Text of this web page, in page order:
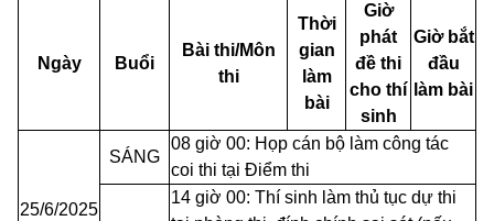
Ngày Buổi
Bài thi/Môn
thi
Thời
gian
làm
bài
Giờ
phát
đề thi
cho thí
sinh
Giờ bắt
đầu
làm bài
25/6/2025
SÁNG
08 giờ 00: Họp cán bộ làm công tác
coi thi tại Điểm thi
14 giờ 00: Thí sinh làm thủ tục dự thi